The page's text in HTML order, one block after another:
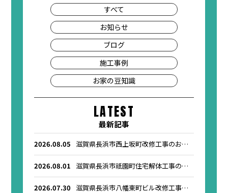
すべて
お知らせ
ブログ
施工事例
お家の豆知識
LATEST
最新記事
2026.08.05
滋賀県長浜市西上坂町改修工事のお知
らせ
2026.08.01
滋賀県長浜市祇園町住宅解体工事のお
知らせ
2026.07.30
滋賀県長浜市八幡東町ビル改修工事の